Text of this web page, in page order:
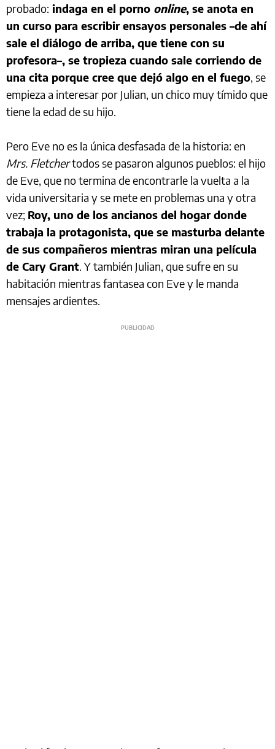
probado: indaga en el porno online, se anota en
un curso para escribir ensayos personales –de ahí
sale el diálogo de arriba, que tiene con su
profesora–, se tropieza cuando sale corriendo de
una cita porque cree que dejó algo en el fuego, se
empieza a interesar por Julian, un chico muy tímido que
tiene la edad de su hijo.
Pero Eve no es la única desfasada de la historia: en
Mrs. Fletchertodos se pasaron algunos pueblos: el hijo
de Eve, que no termina de encontrarle la vuelta a la
vida universitaria y se mete en problemas una y otra
vez; Roy, uno de los ancianos del hogar donde
trabaja la protagonista, que se masturba delante
de sus compañeros mientras miran una película
de Cary Grant. Y también Julian, que sufre en su
habitación mientras fantasea con Eve y le manda
mensajes ardientes.